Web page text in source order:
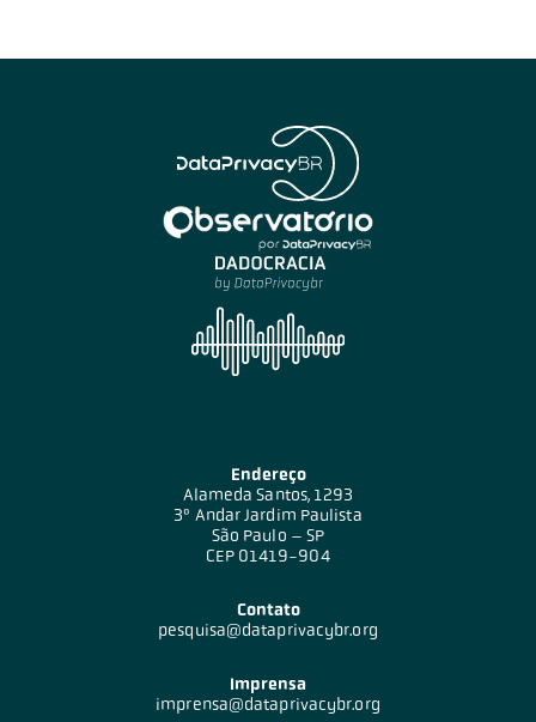
Endereço
Alameda Santos, 1293
3º Andar Jardim Paulista
São Paulo – SP
CEP 01419-904
Contato
pesquisa@dataprivacybr.org
Imprensa
imprensa@dataprivacybr.org